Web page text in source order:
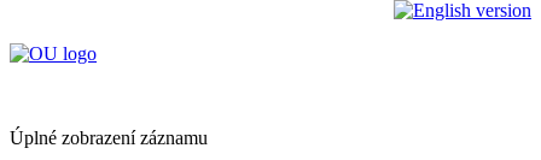
Úplné zobrazení záznamu